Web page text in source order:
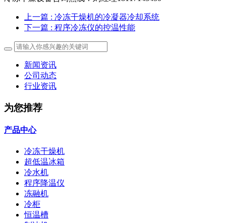
上一篇 : 冷冻干燥机的冷凝器冷却系统
下一篇 : 程序冷冻仪的控温性能
新闻资讯
公司动态
行业资讯
为您推荐
产品中心
冷冻干燥机
超低温冰箱
冷水机
程序降温仪
冻融机
冷柜
恒温槽